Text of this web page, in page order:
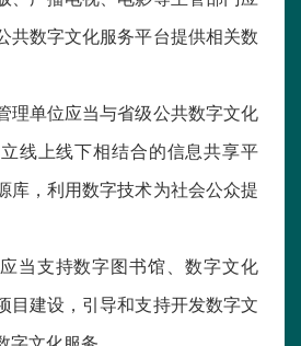
共数字文化服务平台提供相关数
理单位应当与省级公共数字文化
线上线下相结合的信息共享平
库，利用数字技术为社会公众提
当支持数字图书馆、数字文化
目建设，引导和支持开发数字文